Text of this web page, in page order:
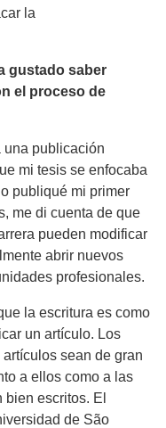
la
gustado saber
el proceso de
una publicación
mi tesis se enfocaba
publiqué mi primer
me di cuenta de que
pueden modificar
abrir nuevos
profesionales.
la escritura es como
un artículo. Los
sean de gran
a ellos como a las
bien escritos. El
de São